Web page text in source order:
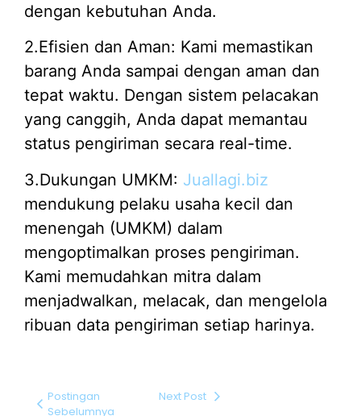
dengan kebutuhan Anda.
2.Efisien dan Aman: Kami memastikan
barang Anda sampai dengan aman dan
tepat waktu. Dengan sistem pelacakan
yang canggih, Anda dapat memantau
status pengiriman secara real-time.
3.Dukungan UMKM: Juallagi.biz
mendukung pelaku usaha kecil dan
menengah (UMKM) dalam
mengoptimalkan proses pengiriman.
Kami memudahkan mitra dalam
menjadwalkan, melacak, dan mengelola
ribuan data pengiriman setiap harinya.
Postingan
Sebelumnya
Next Post